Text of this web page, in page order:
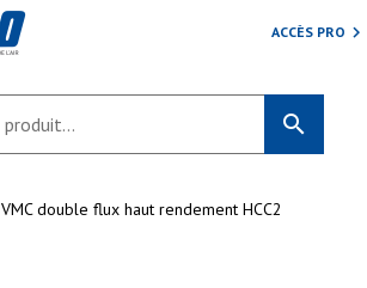
ACCÈS PRO
search
VMC double flux haut rendement HCC2